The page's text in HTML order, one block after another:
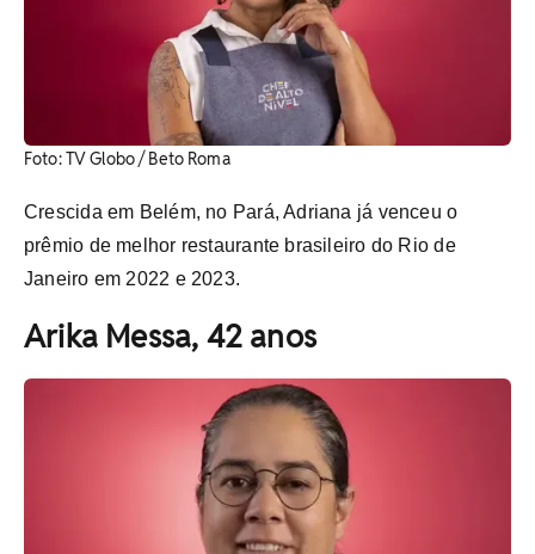
Foto: TV Globo / Beto Roma
Crescida em Belém, no Pará, Adriana já venceu o
prêmio de melhor restaurante brasileiro do Rio de
Janeiro em 2022 e 2023.
Arika Messa, 42 anos